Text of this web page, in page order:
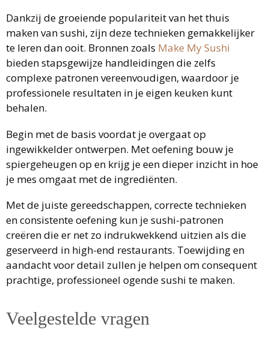
Dankzij de groeiende populariteit van het thuis
maken van sushi, zijn deze technieken gemakkelijker
te leren dan ooit. Bronnen zoals Make My Sushi
bieden stapsgewijze handleidingen die zelfs
complexe patronen vereenvoudigen, waardoor je
professionele resultaten in je eigen keuken kunt
behalen.
Begin met de basis voordat je overgaat op
ingewikkelder ontwerpen. Met oefening bouw je
spiergeheugen op en krijg je een dieper inzicht in hoe
je mes omgaat met de ingrediënten.
Met de juiste gereedschappen, correcte technieken
en consistente oefening kun je sushi-patronen
creëren die er net zo indrukwekkend uitzien als die
geserveerd in high-end restaurants. Toewijding en
aandacht voor detail zullen je helpen om consequent
prachtige, professioneel ogende sushi te maken.
Veelgestelde vragen